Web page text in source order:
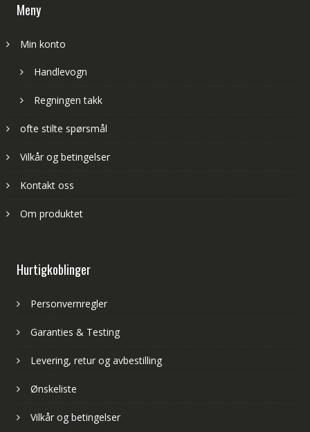
Meny
Min konto
Handlevogn
Regningen takk
ofte stilte spørsmål
Vilkår og betingelser
Kontakt oss
Om produktet
Hurtigkoblinger
Personvernregler
Garanties & Testing
Levering, retur og avbestilling
Ønskeliste
Vilkår og betingelser